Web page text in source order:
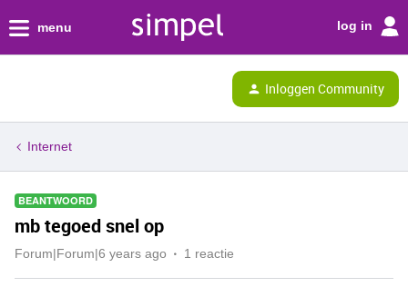
menu log in
Inloggen Community
Internet
BEANTWOORD
mb tegoed snel op
Forum|Forum|6 years ago 1 reactie